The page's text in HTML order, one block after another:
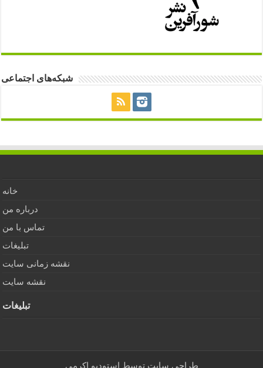
شبکه‌های اجتماعی
خانه
درباره من
تماس با من
تبلیغات
نقشه زمانی سایت
نقشه سایت
تبلیغات
طراحی سایت توسط استودیو اکرمی